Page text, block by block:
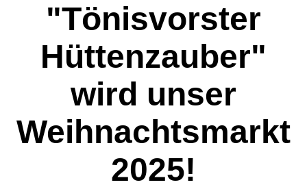
"Tönisvorster
Hüttenzauber"
wird unser
Weihnachtsmarkt
2025!